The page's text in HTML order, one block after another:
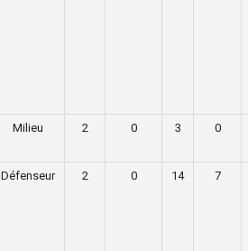
Milieu 2 0 3 0
Défenseur 2 0 14 7